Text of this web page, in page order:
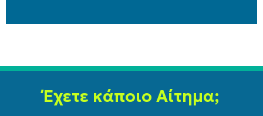
Έχετε κάποιο Αίτημα;